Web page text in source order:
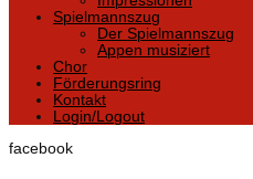
Spielmannszug
Der Spielmannszug
Appen musiziert
Chor
Förderungsring
Kontakt
Login/Logout
facebook